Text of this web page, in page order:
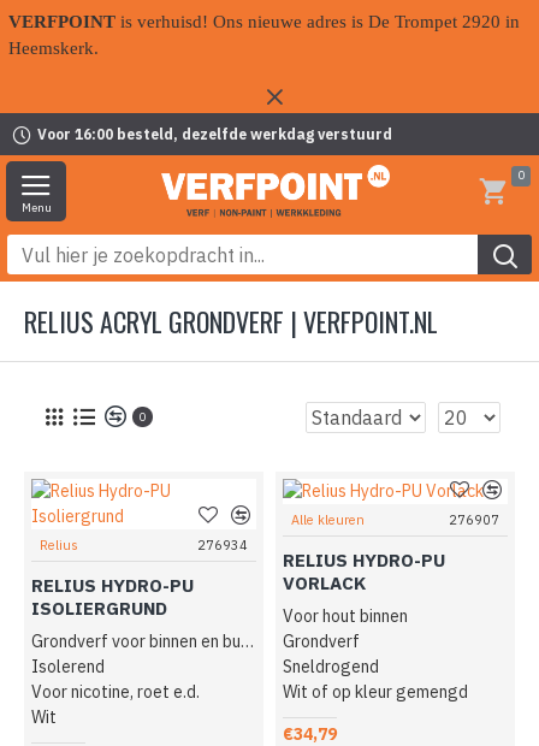
VERFPOINT is verhuisd! Ons nieuwe adres is De Trompet 2920 in
Heemskerk.
Voor 16:00 besteld, dezelfde werkdag verstuurd
0
RELIUS ACRYL GRONDVERF | VERFPOINT.NL
0
Relius 276934
RELIUS HYDRO-PU
ISOLIERGRUND
Grondverf voor binnen en buiten
Isolerend
Voor nicotine, roet e.d.
Wit
Alle kleuren 276907
RELIUS HYDRO-PU
VORLACK
Voor hout binnen
Grondverf
Sneldrogend
Wit of op kleur gemengd
€34,79